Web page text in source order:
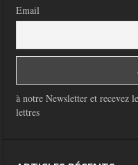
Email
à notre Newsletter et recevez
lettres